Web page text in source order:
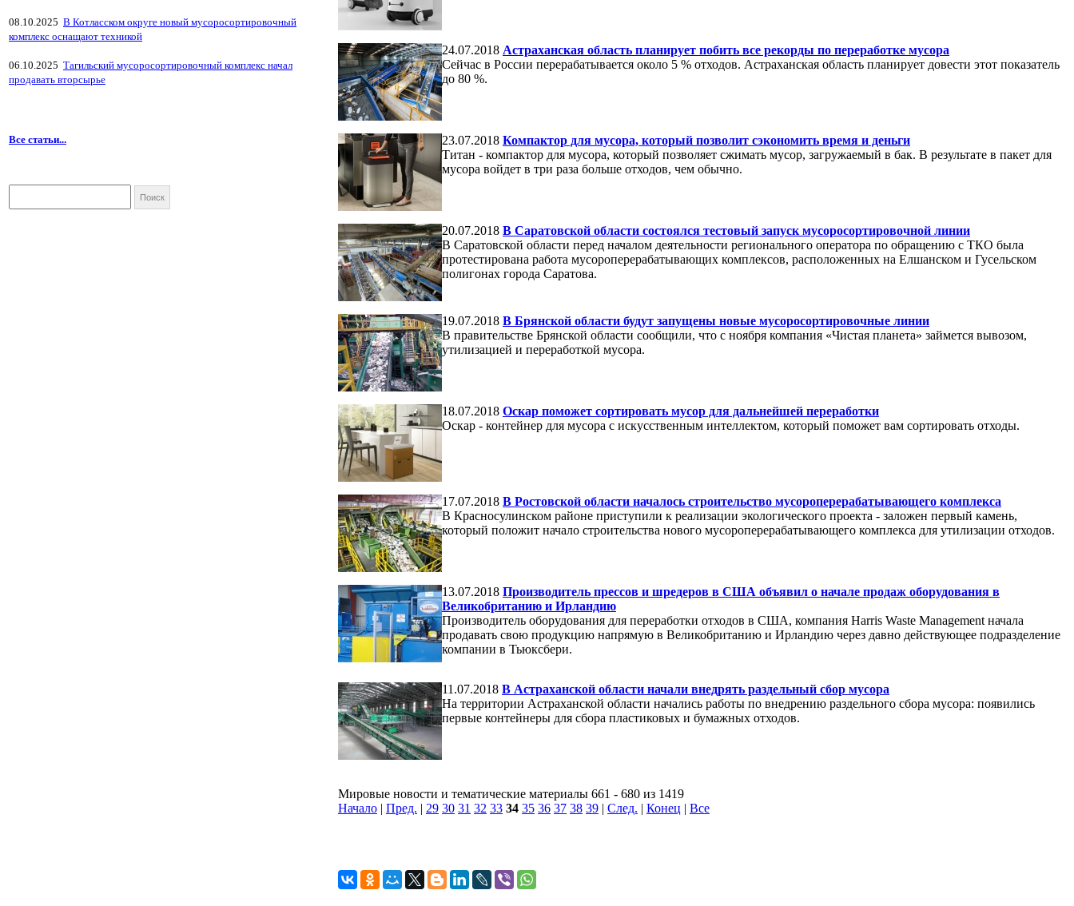
08.10.2025 В Котласском округе новый мусоросортировочный
комплекс оснащают техникой
06.10.2025 Тагильский мусоросортировочный комплекс начал
продавать вторсырье
Все статьи...
24.07.2018 Астраханская область планирует побить все рекорды по переработке мусора
Сейчас в России перерабатывается около 5 % отходов. Астраханская область планирует довести этот показатель
до 80 %.
23.07.2018 Компактор для мусора, который позволит сэкономить время и деньги
Титан - компактор для мусора, который позволяет сжимать мусор, загружаемый в бак. В результате в пакет для
мусора войдет в три раза больше отходов, чем обычно.
20.07.2018 В Саратовской области состоялся тестовый запуск мусоросортировочной линии
В Саратовской области перед началом деятельности регионального оператора по обращению с ТКО была
протестирована работа мусороперерабатывающих комплексов, расположенных на Елшанском и Гусельском
полигонах города Саратова.
19.07.2018 В Брянской области будут запущены новые мусоросортировочные линии
В правительстве Брянской области сообщили, что с ноября компания «Чистая планета» займется вывозом,
утилизацией и переработкой мусора.
18.07.2018 Оскар поможет сортировать мусор для дальнейшей переработки
Оскар - контейнер для мусора с искусственным интеллектом, который поможет вам сортировать отходы.
17.07.2018 В Ростовской области началось строительство мусороперерабатывающего комплекса
В Красносулинском районе приступили к реализации экологического проекта - заложен первый камень,
который положит начало строительства нового мусороперерабатывающего комплекса для утилизации отходов.
13.07.2018 Производитель прессов и шредеров в США объявил о начале продаж оборудования в
Великобританию и Ирландию
Производитель оборудования для переработки отходов в США, компания Harris Waste Management начала
продавать свою продукцию напрямую в Великобританию и Ирландию через давно действующее подразделение
компании в Тьюксбери.
11.07.2018 В Астраханской области начали внедрять раздельный сбор мусора
На территории Астраханской области начались работы по внедрению раздельного сбора мусора: появились
первые контейнеры для сбора пластиковых и бумажных отходов.
Мировые новости и тематические материалы 661 - 680 из 1419
Начало | Пред. | 29 30 31 32 33 34 35 36 37 38 39 | След. | Конец | Все